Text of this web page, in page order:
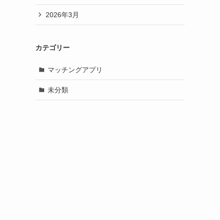
2026年3月
カテゴリー
マッチングアプリ
未分類